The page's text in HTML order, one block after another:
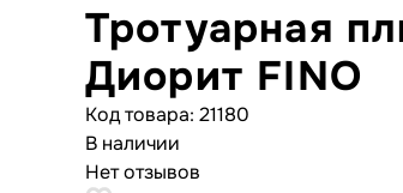
Тротуарная
Диорит FINO
Код товара: 21180
В наличии
Нет отзывов